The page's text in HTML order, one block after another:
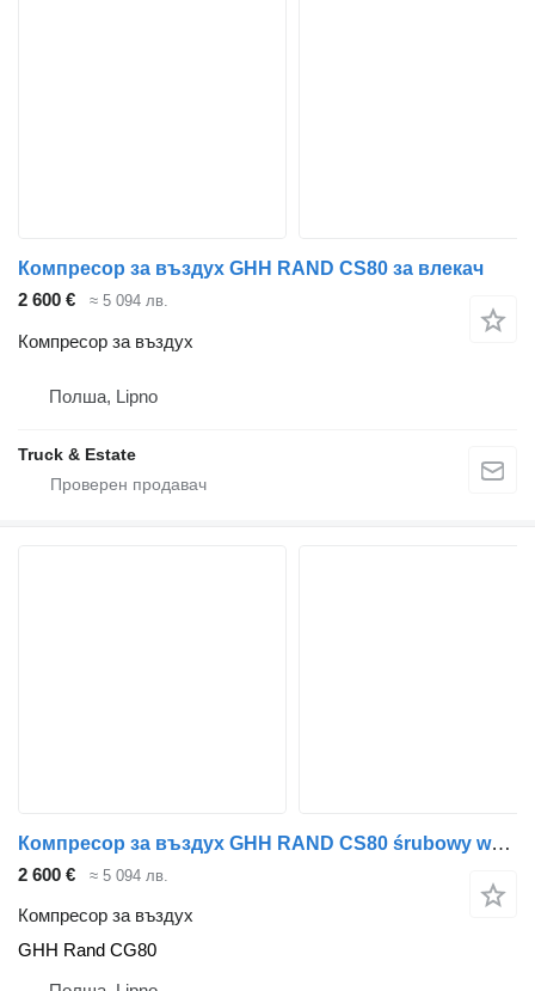
Компресор за въздух GHH RAND CS80 за влекач
2 600 €
≈ 5 094 лв.
Компресор за въздух
Полша, Lipno
Truck & Estate
Компресор за въздух GHH RAND CS80 śrubowy wydmuchu screw GHH Rand CG80 за влекач
2 600 € ≈ 5 094 лв.
Компресор за въздух
GHH Rand CG80